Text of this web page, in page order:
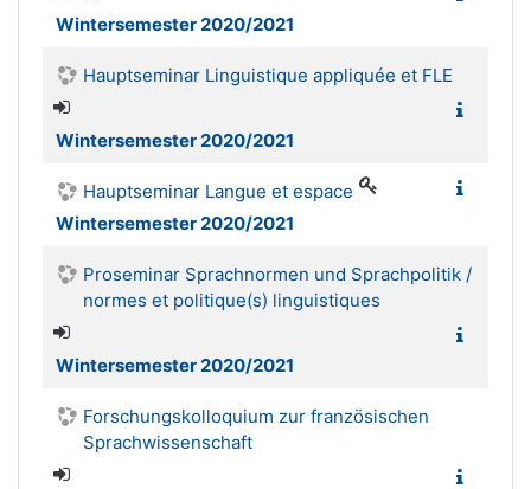
Wintersemester 2020/2021
Hauptseminar Linguistique appliquée et FLE
Wintersemester 2020/2021
Hauptseminar Langue et espace
Wintersemester 2020/2021
Proseminar Sprachnormen und Sprachpolitik /
normes et politique(s) linguistiques
Wintersemester 2020/2021
Forschungskolloquium zur französischen
Sprachwissenschaft